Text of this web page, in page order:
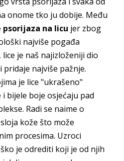
onome tko ju dobije. Među
psorijaza na licu jer zbog
najviše pogađa
je naš najizloženiji dio
najviše pažnje.
je lice "ukrašeno"
bijele boje osjećaju pad
Radi se naime o
kože što može
procesima. Uzroci
je odrediti koji je od njih